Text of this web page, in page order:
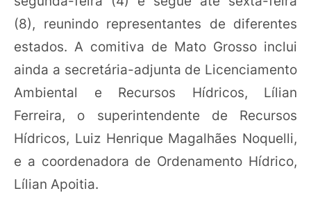
(8), reunindo representantes de diferentes
estados. A comitiva de Mato Grosso inclui
ainda a secretária-adjunta de Licenciamento
Ambiental e Recursos Hídricos, Lílian
Ferreira, o superintendente de Recursos
Hídricos, Luiz Henrique Magalhães Noquelli,
e a coordenadora de Ordenamento Hídrico,
Lílian Apoitia.